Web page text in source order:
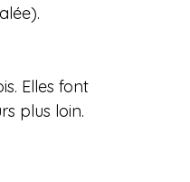
Elles font
plus loin.